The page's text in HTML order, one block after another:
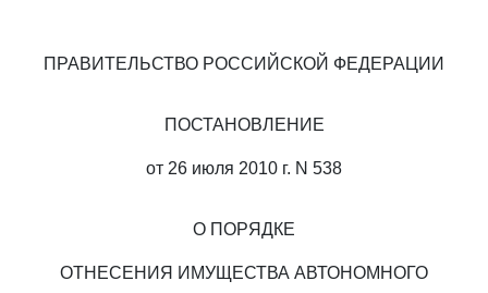
ПРАВИТЕЛЬСТВО РОССИЙСКОЙ ФЕДЕРАЦИИ
ПОСТАНОВЛЕНИЕ
от 26 июля 2010 г. N 538
О ПОРЯДКЕ
ОТНЕСЕНИЯ ИМУЩЕСТВА АВТОНОМНОГО